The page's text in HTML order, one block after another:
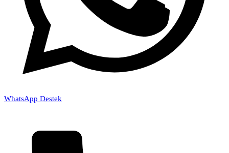
WhatsApp Destek